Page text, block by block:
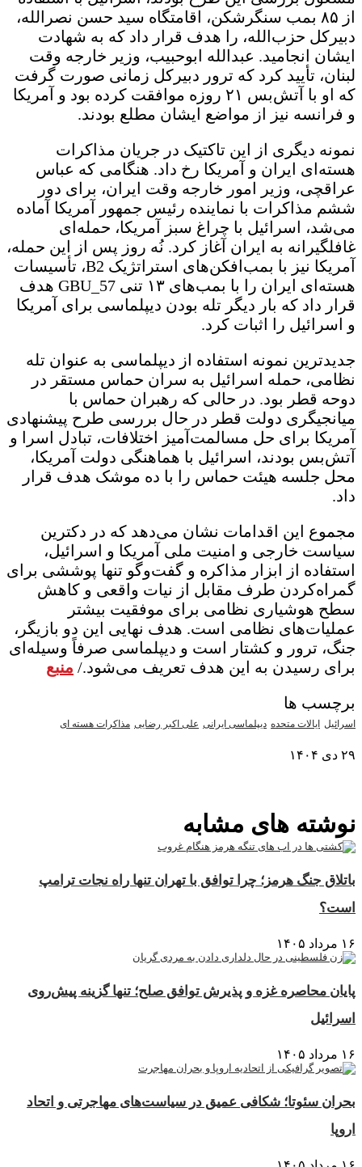
از ۸۵ بمب سنگرشکن، اقامتگاه سید حسن نصرالله،
دبیرکل حزب‌الله، را هدف قرار داد که به شهادت
ایشان انجامید. عبدالله ابوحبیب، وزیر خارجه وقت
لبنان، تأیید کرد که ترور دبیرکل زمانی صورت گرفت
که او با آتش‌بس ۲۱ روزه موافقت کرده بود و آمریکا
و فرانسه نیز از مواضع ایشان مطلع بودند.
نمونه دیگری از این تاکتیک در جریان مذاکرات
هسته‌ای ایران و آمریکا رخ داد. هنگامی که عباس
عراقچی، وزیر امور خارجه وقت ایران، برای دور
ششم مذاکرات با نماینده رئیس جمهور آمریکا آماده
می‌شد، اسرائیل با چراغ سبز آمریکا، حمله‌ای
غافلگیرانه به ایران آغاز کرد. نُه روز پس از این حمله،
آمریکا نیز با بمب‌افکن‌های استراتژیک B2، تأسیسات
هسته‌ای ایران را با بمب‌های ۱۳ تنی GBU_57 هدف
قرار داد که بار دیگر تله بودن دیپلماسی برای آمریکا
و اسرائیل را اثبات کرد.
جدیدترین نمونه استفاده از دیپلماسی به عنوان تله
نظامی، حمله اسرائیل به سران حماس مستقر در
دوحه قطر بود. در حالی که رهبران حماس با
میانجیگری دولت قطر در حال بررسی طرح پیشنهادی
آمریکا برای حل مسالمت‌آمیز اختلافات، تبادل اسرا و
آتش‌بس بودند، اسرائیل با هماهنگی دولت آمریکا،
محل جلسه هیئت حماس را با ده موشک هدف قرار
داد.
مجموع این اقدامات نشان می‌دهد که در دکترین
سیاست خارجی و امنیت ملی آمریکا و اسرائیل،
استفاده از ابزار مذاکره و گفت‌وگو تنها پوششی برای
گمراه‌کردن طرف مقابل از نیات واقعی و کاهش
سطح هوشیاری نظامی برای موفقیت بیشتر
عملیات‌های نظامی است. هدف نهایی این دو بازیگر،
جنگ، ترور و کشتار است و دیپلماسی صرفاً وسیله‌ای
برای رسیدن به این هدف تعریف می‌شود./ منبع
برچسب ها
اسرائیل ایالات متحده دیپلماسی ایرانی علی اکبر رضایی مذاکرات هسته ای
۲۹ دی ۱۴۰۴
نوشته های مشابه
باتلاق جنگ هرمز؛ چرا توافق با تهران تنها راه نجات ترامپ
است؟
۱۶ مرداد ۱۴۰۵
پایان محاصره غزه و پذیرش توافق صلح؛ تنها گزینه پیش‌روی
اسرائیل
۱۶ مرداد ۱۴۰۵
بحران سئوتا؛ شکافی عمیق در سیاست‌های مهاجرتی و اتحاد
اروپا